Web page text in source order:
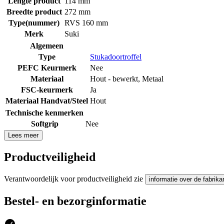
Breedte product 272 mm
Type(nummer) RVS 160 mm
Merk
Suki
Algemeen
Type
Stukadoortroffel
PEFC Keurmerk
Nee
Materiaal
Hout - bewerkt, Metaal
FSC-keurmerk
Ja
Materiaal Handvat/Steel Hout
Technische kenmerken
Softgrip
Nee
Lees meer
Productveiligheid
Verantwoordelijk voor productveiligheid zie informatie over de
Bestel- en bezorginformatie